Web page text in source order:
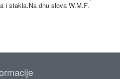
i stakla.Na dnu slova W.M.F.